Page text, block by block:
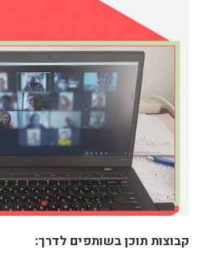
קבוצות תוכן בשותפים לדרך: